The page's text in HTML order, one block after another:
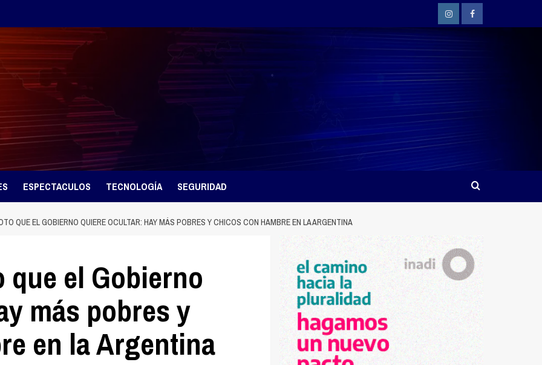
InstagramFacebook
ESPECTACULOS TECNOLOGÍA SEGURIDAD
QUE EL GOBIERNO QUIERE OCULTAR: HAY MÁS POBRES Y CHICOS CON HAMBRE EN LA ARGENTINA
el Gobierno
más pobres y
en la Argentina